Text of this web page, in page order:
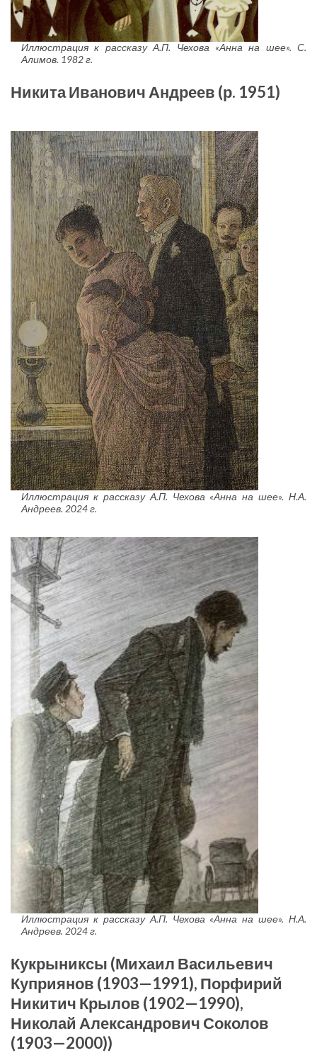
Иллюстрация к рассказу А.П. Чехова «Анна на шее». С.
Алимов. 1982 г.
Никита Иванович Андреев (р. 1951)
Иллюстрация к рассказу А.П. Чехова «Анна на шее». Н.А.
Андреев. 2024 г.
Иллюстрация к рассказу А.П. Чехова «Анна на шее». Н.А.
Андреев. 2024 г.
Кукрыниксы (Михаил Васильевич
Куприянов (1903—1991), Порфирий
Никитич Крылов (1902—1990),
Николай Александрович Соколов
(1903—2000))